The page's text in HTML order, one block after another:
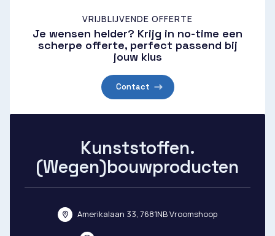
VRIJBLIJVENDE OFFERTE
Je wensen helder? Krijg in no-time een
scherpe offerte, perfect passend bij
jouw klus
Contact
Kunststoffen.
(Wegen)bouwproducten
Amerikalaan 33, 7681NB Vroomshoop